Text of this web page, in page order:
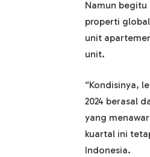
Namun
properti
unit
unit.
“Kondisinya,
2024 berasal
yang
kuartal ini
Indonesia.